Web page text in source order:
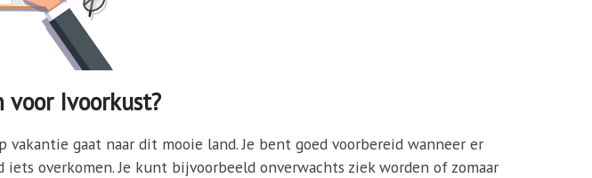
Ivoorkust?
gaat naar dit mooie land. Je bent goed voorbereid wanneer er
overkomen. Je kunt bijvoorbeeld onverwachts ziek worden of zomaar